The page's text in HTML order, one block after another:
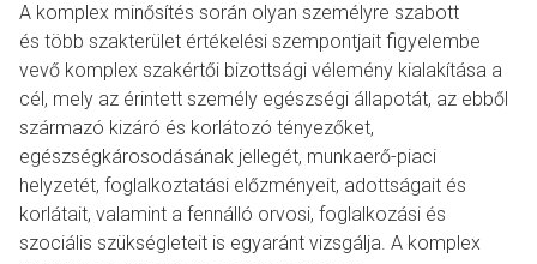
A komplex minősítés során olyan személyre szabott
és több szakterület értékelési szempontjait figyelembe
vevő komplex szakértői bizottsági vélemény kialakítása a
cél, mely az érintett személy egészségi állapotát, az ebből
származó kizáró és korlátozó tényezőket,
egészségkárosodásának jellegét, munkaerő-piaci
helyzetét, foglalkoztatási előzményeit, adottságait és
korlátait, valamint a fennálló orvosi, foglalkozási és
szociális szükségleteit is egyaránt vizsgálja. A komplex